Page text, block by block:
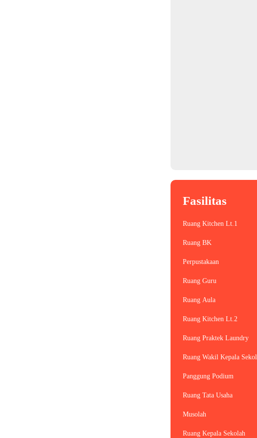
Fasilitas
Ruang Kitchen Lt.1
Ruang BK
Perpustakaan
Ruang Guru
Ruang Aula
Ruang Kitchen Lt.2
Ruang Praktek Laundry
Ruang Wakil Kepala
Panggung Podium
Ruang Tata Usaha
Musolah
Ruang Kepala Sekolah